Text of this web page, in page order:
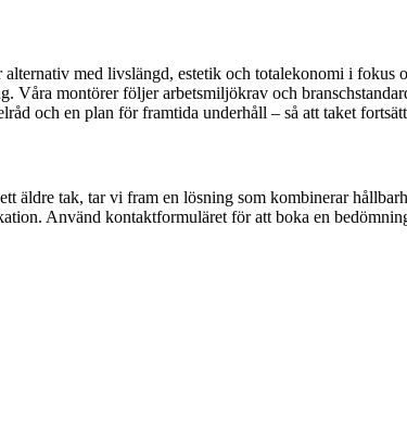
med livslängd, estetik och totalekonomi i
Våra montörer följer arbetsmiljökrav och
och en plan för framtida underhåll – så att taket
äldre tak, tar vi fram en lösning som kombinerar
Använd kontaktformuläret för att boka en